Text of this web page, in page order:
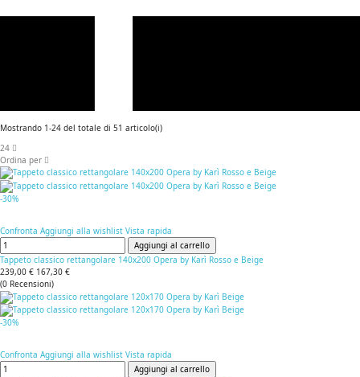
Mostrando 1-24 del totale di 51 articolo(i)
24
Ordina per
-30%
Confronta Aggiungi alla wishlist Vista rapida
Aggiungi al carrello
Tappeto classico rettangolare 140x200 Opera by Karì Rosso e Beige
239,00 € 167,30 €
(0 Recensioni)
-30%
Confronta Aggiungi alla wishlist Vista rapida
Aggiungi al carrello